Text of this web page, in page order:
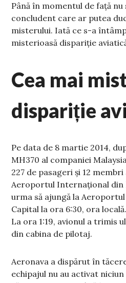
Până în momentul de față
concludent care ar putea
misterului. Iată ce s-a
misterioasă dispariție
Cea mai
dispariție
Pe data de 8 martie 2014,
MH370 al companiei
227 de pasageri și 12
Aeroportul Internațional din
urma să ajungă la
Capital la ora 6:30, ora
La ora 1:19, avionul a trimis
din cabina de pilotaj.
Aeronava a dispărut în
echipajul nu au activat niciun